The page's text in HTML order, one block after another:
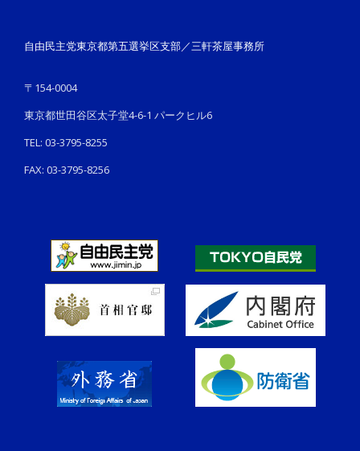
自由民主党東京都第五選挙区支部／三軒茶屋事務所
〒154-0004
東京都世田谷区太子堂4-6-1 パークヒル6
TEL: 03-3795-8255
FAX: 03-3795-8256